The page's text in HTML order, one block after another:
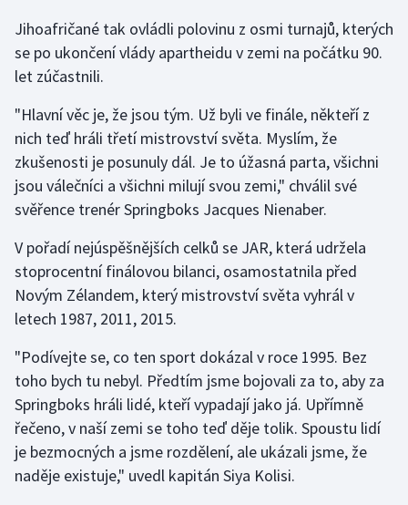
Jihoafričané tak ovládli polovinu z osmi turnajů, kterých
se po ukončení vlády apartheidu v zemi na počátku 90.
let zúčastnili.
"Hlavní věc je, že jsou tým. Už byli ve finále, někteří z
nich teď hráli třetí mistrovství světa. Myslím, že
zkušenosti je posunuly dál. Je to úžasná parta, všichni
jsou válečníci a všichni milují svou zemi," chválil své
svěřence trenér Springboks Jacques Nienaber.
V pořadí nejúspěšnějších celků se JAR, která udržela
stoprocentní finálovou bilanci, osamostatnila před
Novým Zélandem, který mistrovství světa vyhrál v
letech 1987, 2011, 2015.
"Podívejte se, co ten sport dokázal v roce 1995. Bez
toho bych tu nebyl. Předtím jsme bojovali za to, aby za
Springboks hráli lidé, kteří vypadají jako já. Upřímně
řečeno, v naší zemi se toho teď děje tolik. Spoustu lidí
je bezmocných a jsme rozdělení, ale ukázali jsme, že
naděje existuje," uvedl kapitán Siya Kolisi.